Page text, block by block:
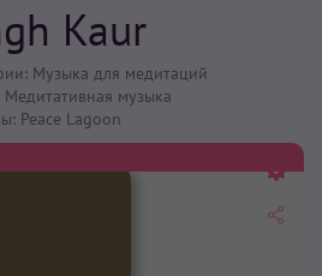
Kaur
Музыка для медитаций
Медитативная музыка
Peace Lagoon